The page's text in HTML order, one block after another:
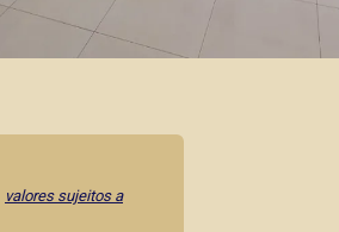
valores sujeitos a